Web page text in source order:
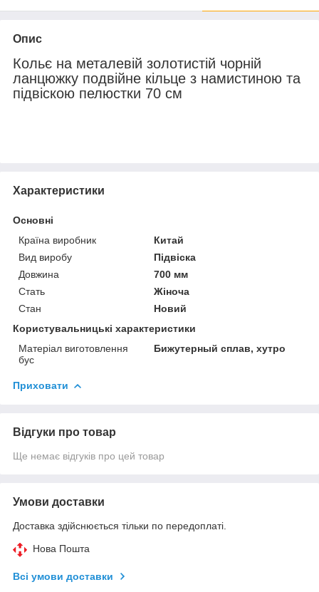
Опис
Кольє на металевій золотистій чорній
ланцюжку подвійне кільце з намистиною та
підвіскою пелюстки 70 см
Характеристики
Основні
Країна виробник
Китай
Вид виробу
Підвіска
Довжина
700 мм
Стать
Жіноча
Стан
Новий
Користувальницькі характеристики
Матеріал виготовлення
бус
Бижутерный сплав, хутро
Приховати
Відгуки про товар
Ще немає відгуків про цей товар
Умови доставки
Доставка здійснюється тільки по передоплаті.
Нова Пошта
Всі умови доставки